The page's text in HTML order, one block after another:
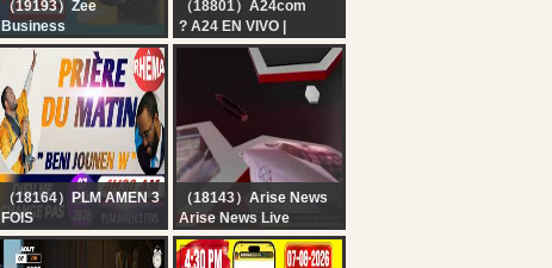
（19193）Zee
Business
First Trade 7th August
2026 : Zee Business
Live | Share Market
Live Updates | Stock
Market News
（18801）A24com
? A24 EN VIVO |
Noticias de Argentina y
el mundo las 24 horas
（18164）PLM AMEN 3
FOIS
BENI JOUNEN W ||
PRIÈRE DU MATIN ||
（18143）Arise News
Arise News Live